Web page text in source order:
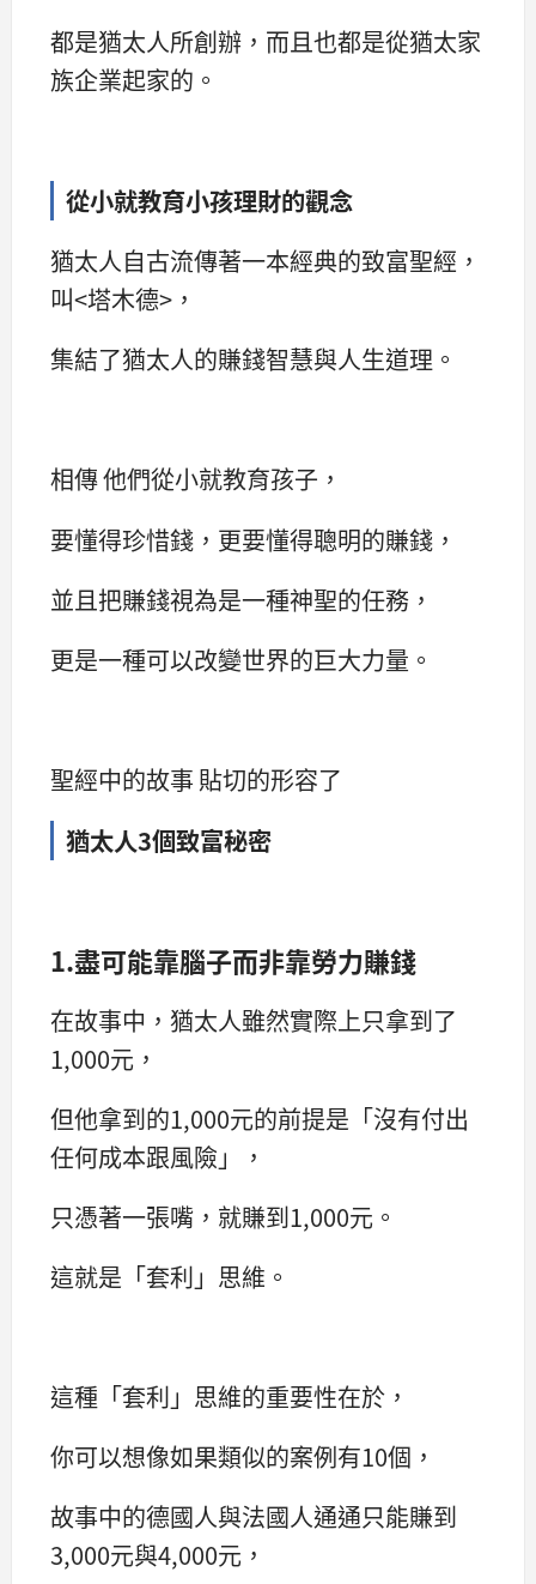
都是猶太人所創辦，而且也都是從猶太家
族企業起家的。
從小就教育小孩理財的觀念
猶太人自古流傳著一本經典的致富聖經，
叫<塔木德>，
集結了猶太人的賺錢智慧與人生道理。
相傳 他們從小就教育孩子，
要懂得珍惜錢，更要懂得聰明的賺錢，
並且把賺錢視為是一種神聖的任務，
更是一種可以改變世界的巨大力量。
聖經中的故事 貼切的形容了
猶太人3個致富秘密
1.盡可能靠腦子而非靠勞力賺錢
在故事中，猶太人雖然實際上只拿到了
1,000元，
但他拿到的1,000元的前提是「沒有付出
任何成本跟風險」，
只憑著一張嘴，就賺到1,000元。
這就是「套利」思維。
這種「套利」思維的重要性在於，
你可以想像如果類似的案例有10個，
故事中的德國人與法國人通通只能賺到
3,000元與4,000元，